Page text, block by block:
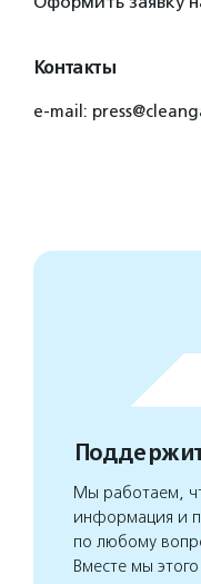
Контакты
e-mail:
Мы работаем,
информация и
по любому
Вместе мы